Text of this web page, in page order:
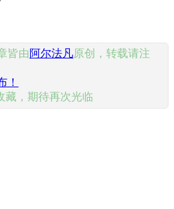
皆由阿尔法凡原创，转载请注
！
藏，期待再次光临